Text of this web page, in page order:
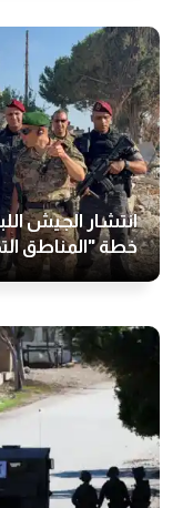
انتشار الجيش
خطة "المناطق